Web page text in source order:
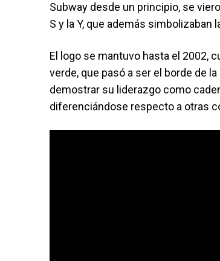
Subway desde un principio, se
S y la Y, que además simbolizaban
El logo se mantuvo hasta el 2002,
verde, que pasó a ser el borde de
demostrar su liderazgo como
diferenciándose respecto a otras